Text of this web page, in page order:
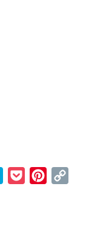
HatenaPocket